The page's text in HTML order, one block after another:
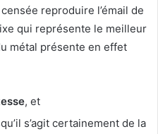
reproduire l’émail de
qui représente le meilleur
métal présente en effet
, et
s’agit certainement de la